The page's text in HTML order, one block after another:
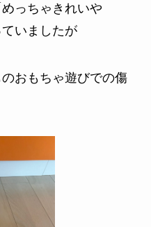
っちゃきれいや
いましたが
おもちゃ遊びでの傷